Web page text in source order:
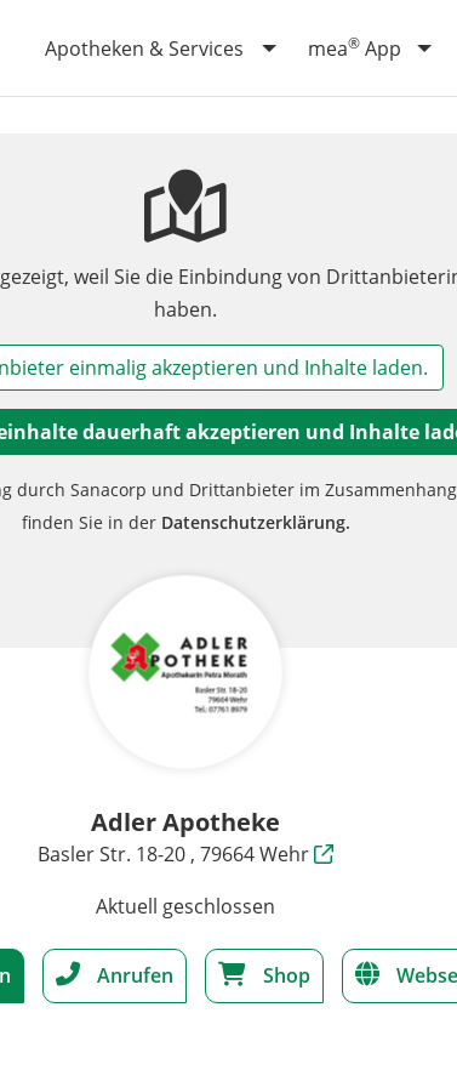
Apotheken & Services mea® App
weil Sie die Einbindung von
haben.
einmalig akzeptieren und Inhalte laden.
dauerhaft akzeptieren und Inhalte
durch Sanacorp und Drittanbieter im
finden Sie in der Datenschutzerklärung.
Adler Apotheke
Basler Str. 18-20 , 79664 Wehr
Aktuell geschlossen
Anrufen Shop